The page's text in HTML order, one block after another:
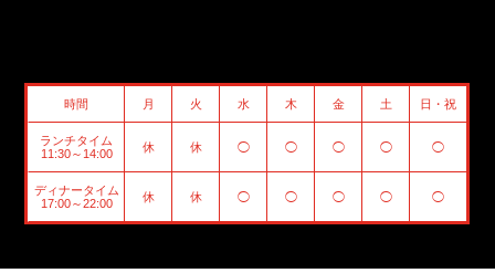
時間 月 火 水 木 金 土 日・祝
ランチタイム
11:30～14:00
休 休 ◯ ◯ ◯ ◯ ◯
ディナータイム
17:00～22:00
休 休 ◯ ◯ ◯ ◯ ◯